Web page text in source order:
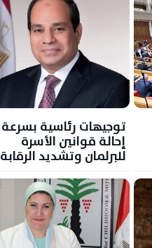
توجيهات رئاسية بسرعة
إحالة قوانين الأسرة
للبرلمان وتشديد الرقابة